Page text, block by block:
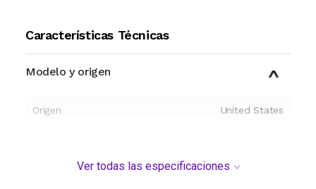
Características Técnicas
Modelo y origen
Origen United States
Ver todas las especificaciones